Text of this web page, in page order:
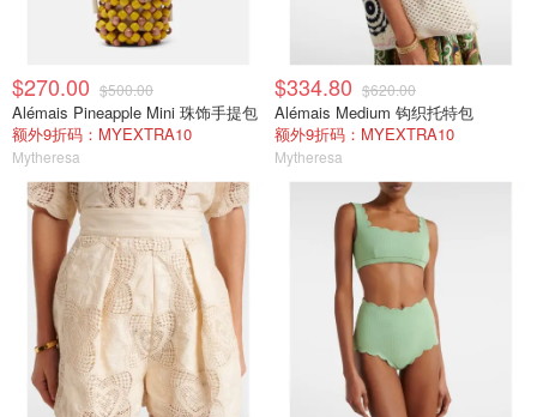
$270.00 $500.00
Alémais Pineapple Mini 珠饰手提包
额外9折码：MYEXTRA10
Mytheresa
$334.80 $620.00
Alémais Medium 钩织托特包
额外9折码：MYEXTRA10
Mytheresa